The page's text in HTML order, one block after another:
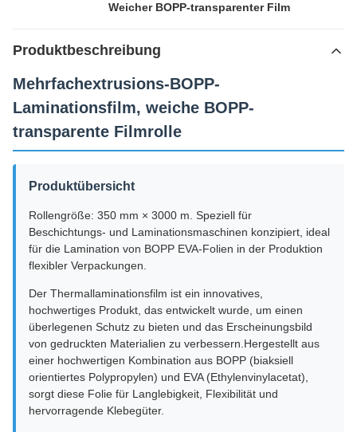
Weicher BOPP-transparenter Film
Produktbeschreibung
Mehrfachextrusions-BOPP-
Laminationsfilm, weiche BOPP-
transparente Filmrolle
Produktübersicht
Rollengröße: 350 mm × 3000 m. Speziell für
Beschichtungs- und Laminationsmaschinen konzipiert, ideal
für die Lamination von BOPP EVA-Folien in der Produktion
flexibler Verpackungen.
Der Thermallaminationsfilm ist ein innovatives,
hochwertiges Produkt, das entwickelt wurde, um einen
überlegenen Schutz zu bieten und das Erscheinungsbild
von gedruckten Materialien zu verbessern.Hergestellt aus
einer hochwertigen Kombination aus BOPP (biaksiell
orientiertes Polypropylen) und EVA (Ethylenvinylacetat),
sorgt diese Folie für Langlebigkeit, Flexibilität und
hervorragende Klebegüter.